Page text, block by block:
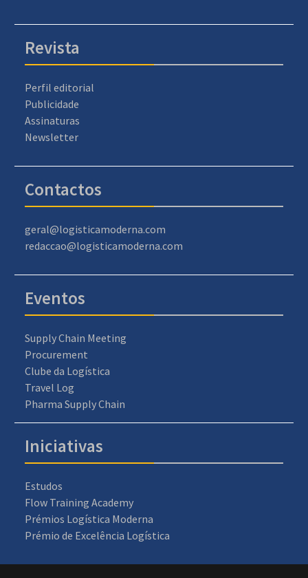
Revista
Perfil editorial
Publicidade
Assinaturas
Newsletter
Contactos
geral@logisticamoderna.com
redaccao@logisticamoderna.com
Eventos
Supply Chain Meeting
Procurement
Clube da Logística
Travel Log
Pharma Supply Chain
Iniciativas
Estudos
Flow Training Academy
Prémios Logística Moderna
Prémio de Excelência Logística